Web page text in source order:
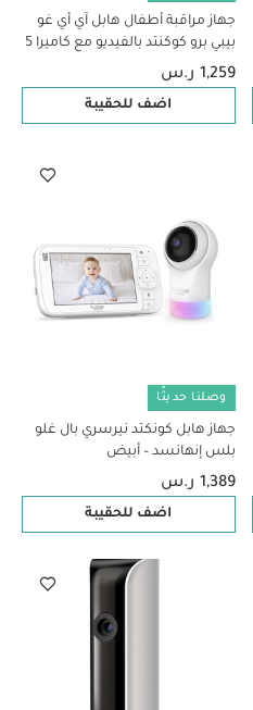
جهاز مراقبة أطفال هابل آي أي غو
بيبي برو كوكنتد بالفيديو مع كاميرا 5
بوصة، أبيض
1,259 ر.س
اضف للحقيبة
وصلنا حديثًا
جهاز هابل كونكتد نيرسري بال غلو
بلس إنهانسد – أبيض
1,389 ر.س
اضف للحقيبة